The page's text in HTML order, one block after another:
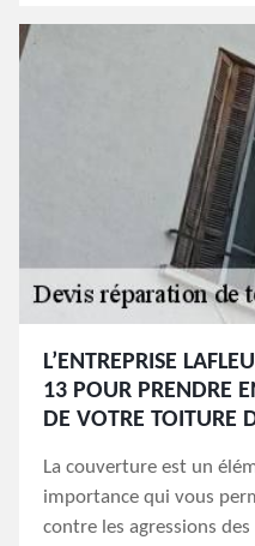
L’ENTREPRISE
13 POUR PRENDRE
DE VOTRE TOITURE
La couverture est un
importance qui vous
contre les agressions